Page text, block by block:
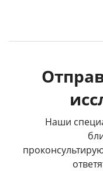
Наши